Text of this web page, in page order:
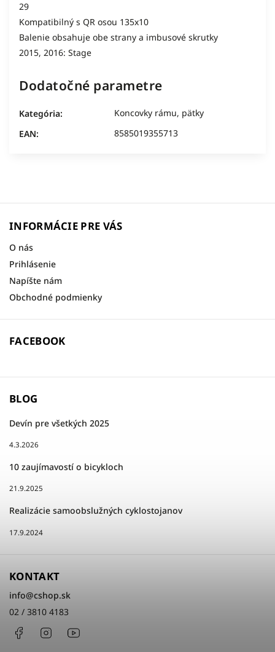
29
Kompatibilný s QR osou 135x10
Balenie obsahuje obe strany a imbusové skrutky
2015, 2016: Stage
Dodatočné parametre
Kategória:
Koncovky rámu, pätky
EAN: 8585019355713
INFORMÁCIE PRE VÁS
O nás
Prihlásenie
Napíšte nám
Obchodné podmienky
FACEBOOK
BLOG
Devín pre všetkých 2025
4.3.2026
10 zaujímavostí o bicykloch
21.9.2025
Realizácie samoobslužných cyklostojanov
17.9.2024
KONTAKT
info@cshop.sk
02 / 3810 4183
FacebookInstagram